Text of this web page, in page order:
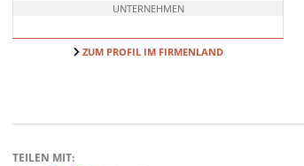
UNTERNEHMEN
ZUM PROFIL IM FIRMENLAND
TEILEN MIT: